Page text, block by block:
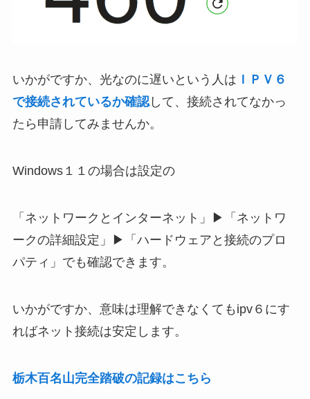
いかがですか、光なのに遅いという人は ＩＰＶ６
で接続されているか確認して、接続されてなかっ
たら申請してみませんか。
Windows１１の場合は設定の
「ネットワークとインターネット」▶「ネットワ
ークの詳細設定」▶「ハードウェアと接続のプロ
パティ」でも確認できます。
いかがですか、意味は理解できなくてもipv６にす
ればネット接続は安定します。
栃木百名山完全踏破の記録はこちら